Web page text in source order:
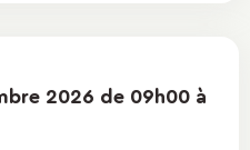
2026 de 09h00 à